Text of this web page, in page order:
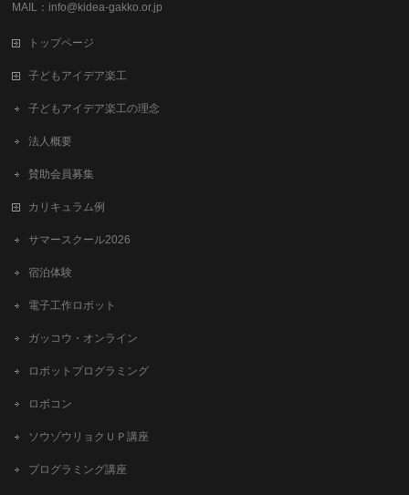
MAIL：info@kidea-gakko.or.jp
トップページ
子どもアイデア楽工
子どもアイデア楽工の理念
法人概要
賛助会員募集
カリキュラム例
サマースクール2026
宿泊体験
電子工作ロボット
ガッコウ・オンライン
ロボットプログラミング
ロボコン
ソウゾウリョクＵＰ講座
プログラミング講座